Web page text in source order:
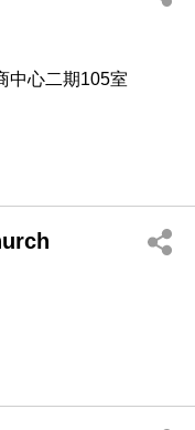
中心二期105室